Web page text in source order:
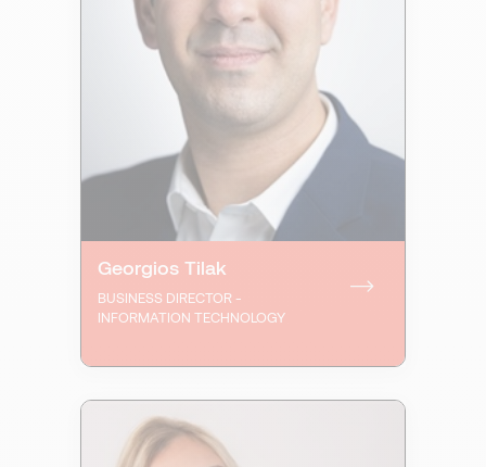
Georgios Tilak
BUSINESS DIRECTOR -
INFORMATION TECHNOLOGY